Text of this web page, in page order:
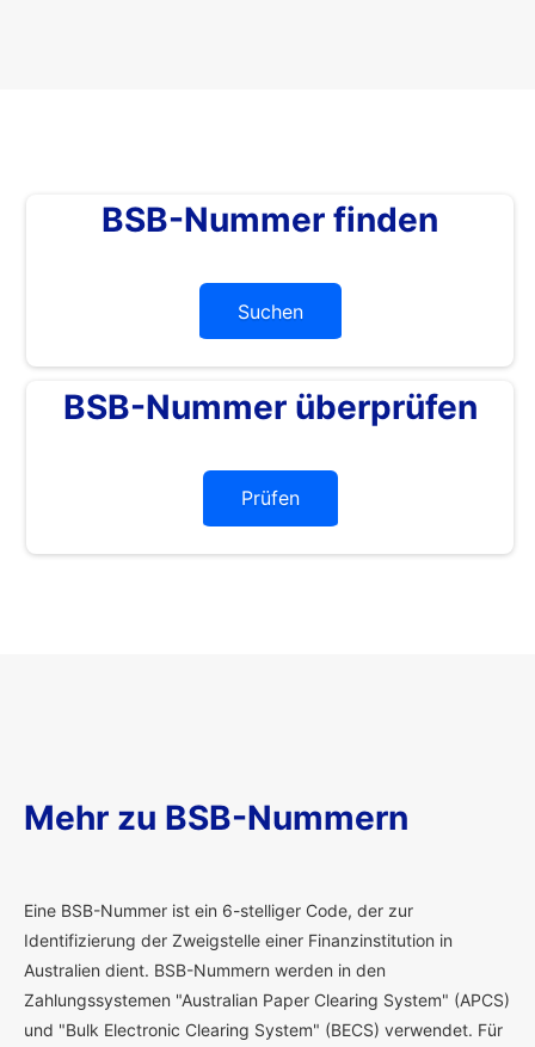
BSB-Nummer finden
Suchen
BSB-Nummer überprüfen
Prüfen
Mehr zu BSB-Nummern
Eine BSB-Nummer ist ein 6-stelliger Code, der zur
Identifizierung der Zweigstelle einer Finanzinstitution in
Australien dient. BSB-Nummern werden in den
Zahlungssystemen "Australian Paper Clearing System" (APCS)
und "Bulk Electronic Clearing System" (BECS) verwendet. Für